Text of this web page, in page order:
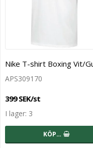
Nike T-shirt Boxing Vit/
APS309170
399 SEK/st
I lager: 3
KÖP…